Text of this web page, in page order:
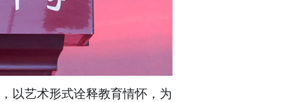
，以艺术形式诠释教育情怀， 为